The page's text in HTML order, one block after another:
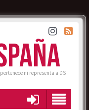
ni representa a DS